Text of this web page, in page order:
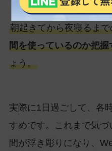
朝起きてから夜寝るま
間を使っているのか把握
ょう。
実際に1日過ごして、各
すめです。これまで気
間が浮き彫りになり、